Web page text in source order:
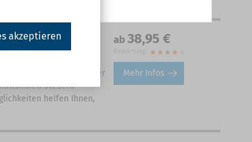
akzeptieren
und exklusiv nur hier
Steuern
helfen Ihnen,
ab 38,95 €
Mehr Infos